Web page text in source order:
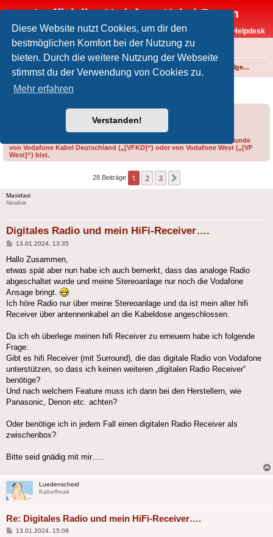
Diese Website nutzt Cookies, um dir den
bestmöglichen Komfort bei der Nutzung zu
bieten. Durch die weitere Nutzung der Webseite
stimmst du der Verwendung von Cookies zu.
Mehr erfahren
Verstanden!
Inoffizielles Vodafone-Kabel-Forum
Vodafone-Kabel-Helpdesk
FAQ
Foren-Übersicht Technik allgemein
Digitales Radio und mein HiFi-Receiver….
Bitte gib bei der Erstellung eines Threads im Feld „Präfix“ an, ob du Kunde
von Vodafone Kabel Deutschland („[VFKD]“) oder von Vodafone West („[VF
West]“) bist.
28 Beiträge 1 2 3
Maxidaxi
Newbie
Digitales Radio und mein HiFi-Receiver….
Beitrag
13.01.2024, 13:35
Hallo Zusammen,
etwas spät aber nun habe ich auch bemerkt, dass das analoge Radio
abgeschaltet wurde und meine Stereoanlage nur noch die Vodafone
Ansage bringt.
Ich höre Radio nur über meine Stereoanlage und da ist mein alter hifi
Receiver über antennenkabel an die Kabeldose angeschlossen.
Da ich eh überlege meinen hifi Receiver zu erneuern habe ich folgende
Frage:
Gibt es hifi Receiver (mit Surround), die das digitale Radio von Vodafone
unterstützen, so dass ich keinen weiteren „digitalen Radio Receiver“
benötige?
Und nach welchem Feature muss ich dann bei den Herstellern, wie
Panasonic, Denon etc. achten?
Oder benötige ich in jedem Fall einen digitalen Radio Receiver als
zwischenbox?
Bitte seid gnädig mit mir…..
Luedenscheid
Kabelfreak
Re: Digitales Radio und mein HiFi-Receiver….
Beitrag
13.01.2024, 15:09